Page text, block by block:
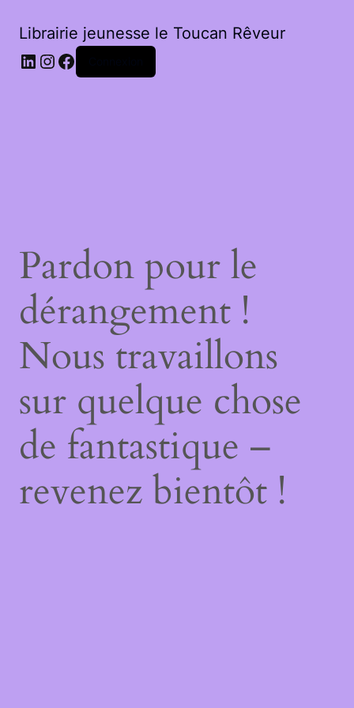
Librairie jeunesse le Toucan Rêveur
LinkedIn
Instagram
Facebook
Pardon pour le
dérangement !
Nous travaillons
sur quelque chose
de fantastique –
revenez bientôt !